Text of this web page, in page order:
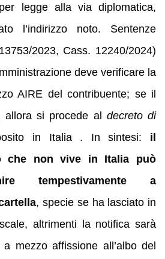
legge alla via diplomatica,
l’indirizzo noto. Sentenze
2023, Cass. 12240/2024)
deve verificare la
AIRE del contribuente; se il
allora si procede al decreto di
in Italia . In sintesi: il
che non vive in Italia può
tempestivamente a
, specie se ha lasciato in
altrimenti la notifica sarà
mezzo affissione all’albo del